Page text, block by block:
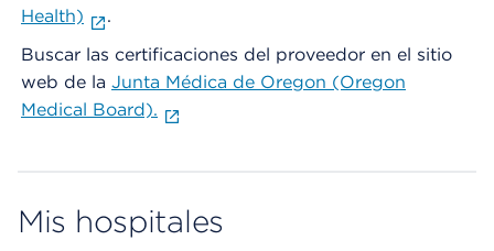
Health)
.
Buscar las certificaciones del proveedor en el sitio
web de la Junta Médica de Oregon (Oregon
Medical Board).
Mis hospitales